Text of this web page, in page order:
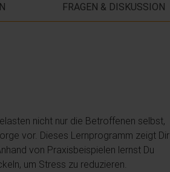
FRAGEN & DISKUSSION
nicht nur die Betroffenen selbst,
vor. Dieses Lernprogramm zeigt Dir
von Praxisbeispielen lernst Du
um Stress zu reduzieren.